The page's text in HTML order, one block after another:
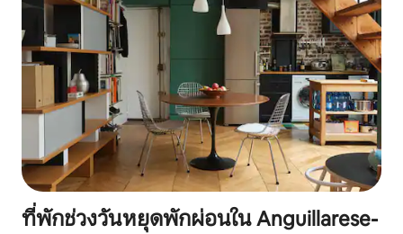
ที่พักช่วงวันหยุดพักผ่อนใน Anguillarese-